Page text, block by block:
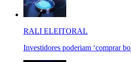
RALI ELEITORAL
Investidores poderiam ‘comprar